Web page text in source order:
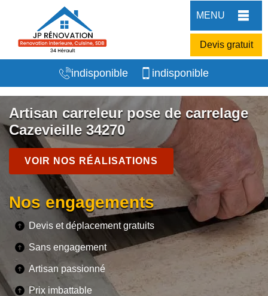
MENU
Devis gratuit
indisponible indisponible
Artisan carreleur pose de carrelage
Cazevieille 34270
VOIR NOS RÉALISATIONS
Nos engagements
Devis et déplacement gratuits
Sans engagement
Artisan passionné
Prix imbattable